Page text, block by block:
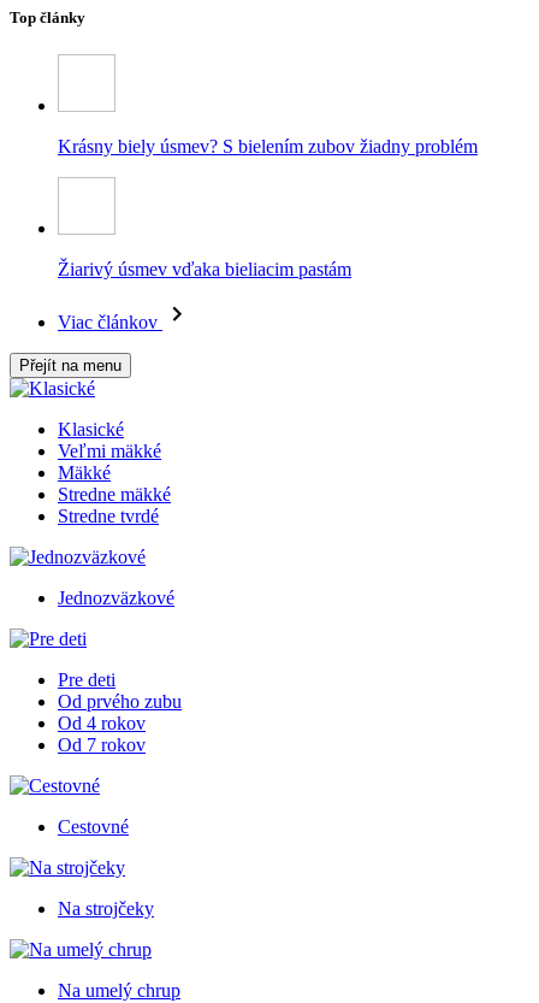
Top články
Krásny biely úsmev? S bielením zubov žiadny problém
Žiarivý úsmev vďaka bieliacim pastám
Viac článkov
Přejít na menu
Klasické
Veľmi mäkké
Mäkké
Stredne mäkké
Stredne tvrdé
Jednozväzkové
Pre deti
Od prvého zubu
Od 4 rokov
Od 7 rokov
Cestovné
Na strojčeky
Na umelý chrup